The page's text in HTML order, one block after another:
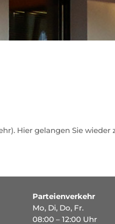
Hier gelangen Sie wieder
Parteienverkehr
Mo, Di, Do, Fr.
08:00 – 12:00 Uhr